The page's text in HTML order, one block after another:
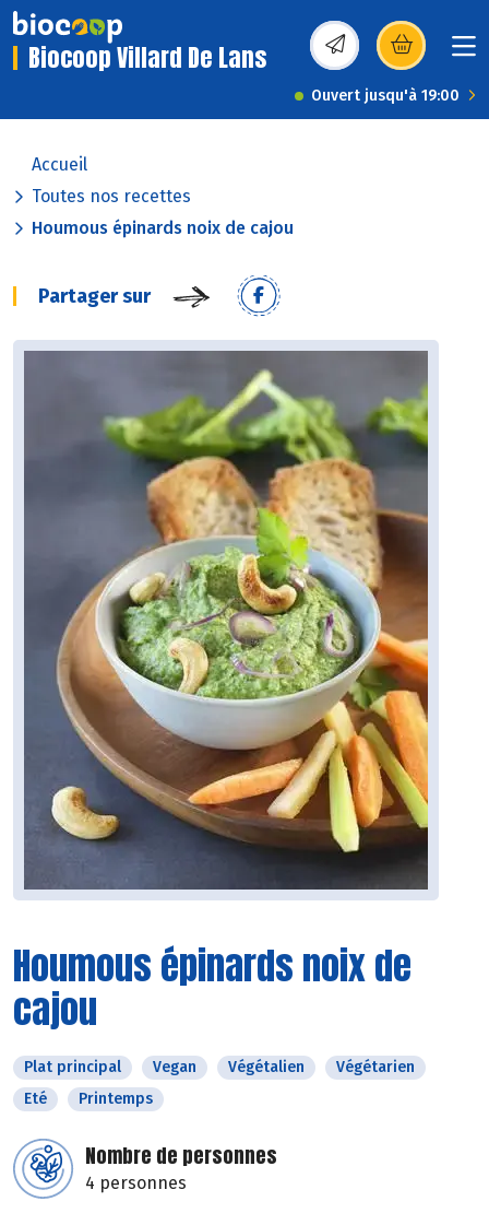
Biocoop Villard De Lans (s’ouvre dans une
Ouvert jusqu'à 19:00
Accueil
Toutes nos recettes
Houmous épinards noix de cajou
Partager sur
Houmous épinards noix de
cajou
Plat principal Vegan Végétalien
Végétarien
Eté
Printemps
Nombre de personnes
4 personnes